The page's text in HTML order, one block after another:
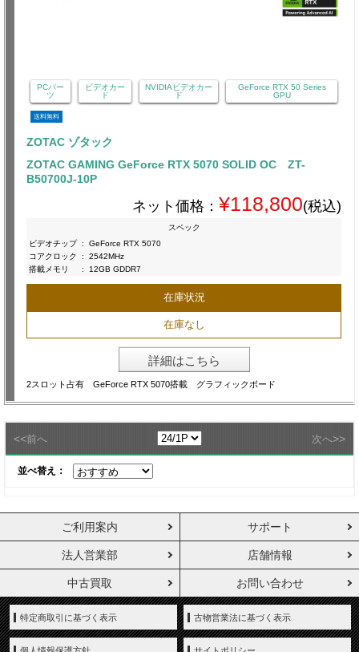
PCパー
ツ
ビデオカー
ド
NVIDIAビデオカー
ド
GeForce RTX 50 Series
GPU
送料無料
ZOTAC ゾタック
ZOTAC GAMING GeForce RTX 5070 SOLID OC ZT-
B50700J-10P
ネット価格： ¥118,800(税込)
スペック
ビデオチップ :
GeForce RTX 5070
コアクロック
:
2542MHz
搭載メモリ
: 12GB GDDR7
在庫状況
在庫なし
詳細はこちら
2スロット占有 GeForce RTX 5070搭載 グラフィックボード
<<前へ 次へ>>
並べ替え：
ご利用案内 サポート
法人営業部 店舗情報
中古買取 お問い合わせ
特定商取引に基づく表示 古物営業法に基づく表示